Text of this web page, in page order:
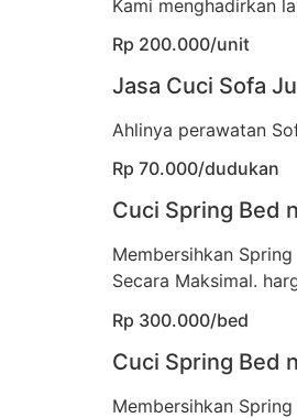
Kami menghadirkan
Rp 200.000/unit
Jasa Cuci Sofa
Ahlinya perawatan
Rp 70.000/dudukan
Cuci Spring Bed
Membersihkan
Secara Maksimal.
Rp 300.000/bed
Cuci Spring Bed
Membersihkan